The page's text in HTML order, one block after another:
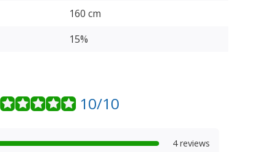
160 cm
15%
10/10
4 reviews